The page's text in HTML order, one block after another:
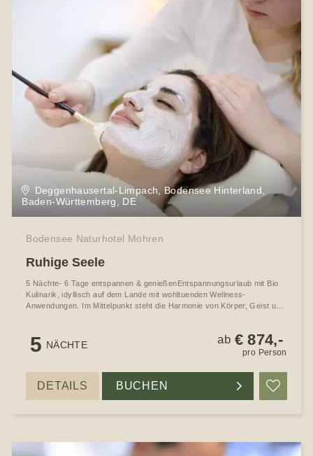
Deggenhausertal-Limpach, Bodensee Hinterland,
Baden-Württemberg, DE
Bodensee Naturhotel Mohren
Ruhige Seele
5 Nächte- 6 Tage entspannen & genießenEntspannungsurlaub mit Bio
Kulinarik, idyllisch auf dem Lande mit wohltuenden Wellness-
Anwendungen. Im Mittelpunkt steht die Harmonie von Körper, Geist und
5 NÄCHTE ab € 874,-
pro Person
DETAILS BUCHEN